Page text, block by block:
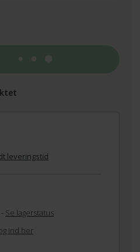
leveringstid
Se lagerstatus
ind her